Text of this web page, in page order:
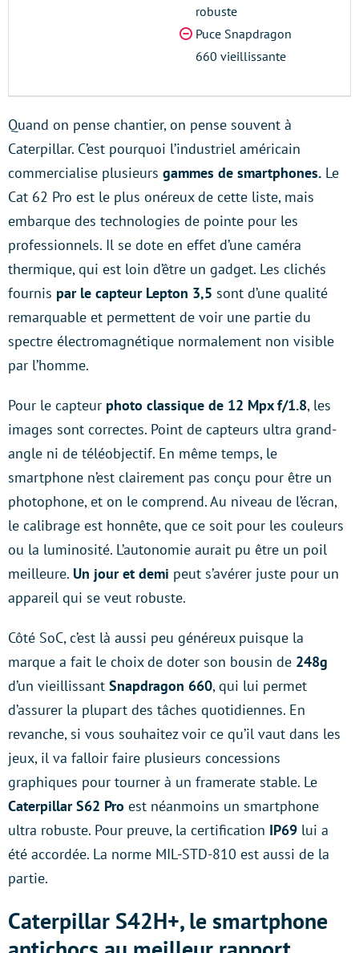
robuste
Puce Snapdragon
660 vieillissante
Quand on pense chantier, on pense souvent à
Caterpillar. C’est pourquoi l’industriel américain
commercialise plusieurs gammes de smartphones. Le
Cat 62 Pro est le plus onéreux de cette liste, mais
embarque des technologies de pointe pour les
professionnels. Il se dote en effet d’une caméra
thermique, qui est loin d’être un gadget. Les clichés
fournis par le capteur Lepton 3,5 sont d’une qualité
remarquable et permettent de voir une partie du
spectre électromagnétique normalement non visible
par l’homme.
Pour le capteur photo classique de 12 Mpx f/1.8, les
images sont correctes. Point de capteurs ultra grand-
angle ni de téléobjectif. En même temps, le
smartphone n’est clairement pas conçu pour être un
photophone, et on le comprend. Au niveau de l’écran,
le calibrage est honnête, que ce soit pour les couleurs
ou la luminosité. L’autonomie aurait pu être un poil
meilleure. Un jour et demi peut s’avérer juste pour un
appareil qui se veut robuste.
Côté SoC, c’est là aussi peu généreux puisque la
marque a fait le choix de doter son bousin de 248g
d’un vieillissant Snapdragon 660, qui lui permet
d’assurer la plupart des tâches quotidiennes. En
revanche, si vous souhaitez voir ce qu’il vaut dans les
jeux, il va falloir faire plusieurs concessions
graphiques pour tourner à un framerate stable. Le
Caterpillar S62 Pro est néanmoins un smartphone
ultra robuste. Pour preuve, la certification IP69 lui a
été accordée. La norme MIL-STD-810 est aussi de la
partie.
Caterpillar S42H+, le smartphone